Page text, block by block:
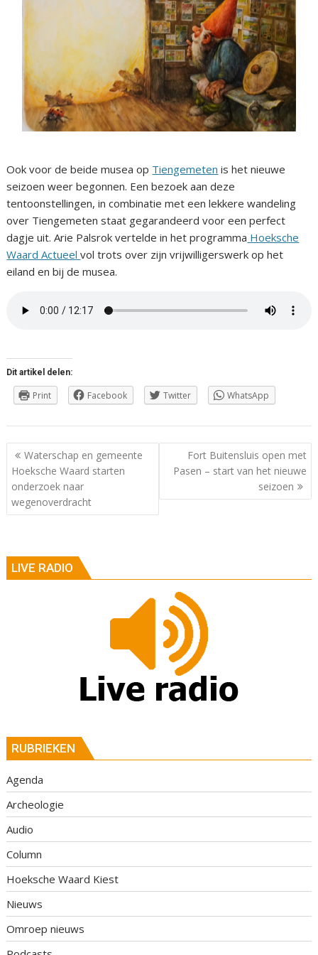
Ook voor de beide musea op Tiengemeten is het nieuwe
seizoen weer begonnen. Een bezoek aan deze
tentoonstellingen, in combinatie met een lekkere wandeling
over Tiengemeten staat gegarandeerd voor een perfect
dagje uit. Arie Palsrok vertelde in het programma Hoeksche
Waard Actueelvol trots over zijn vrijwilligerswerk op het
eiland en bij de musea.
Dit artikel delen:
Print Facebook Twitter WhatsApp
Berichtnavigatie
Waterschap en gemeente
Hoeksche Waard starten
onderzoek naar
wegenoverdracht
Fort Buitensluis open met
Pasen – start van het nieuwe
seizoen
LIVE RADIO
RUBRIEKEN
Agenda
Archeologie
Audio
Column
Hoeksche Waard Kiest
Nieuws
Omroep nieuws